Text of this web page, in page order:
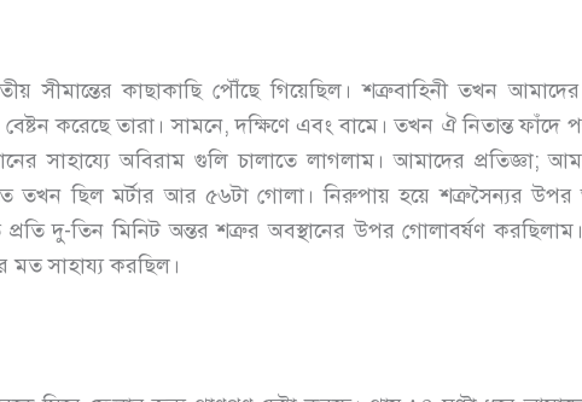
সীমান্তের কাছাকাছি পৌঁছে গিয়েছিল। শত্রুবাহিনী তখন
করেছে তারা। সামনে, দক্ষিণে এবং বামে। তখন ঐ নিতান্ত
সাহায্যে অবিরাম গুলি চালাতে লাগলাম। আমাদের প্রতিজ্ঞা;
তখন ছিল মর্টার আর ৫৬টা গোলা। নিরুপায় হয়ে শত্রুসৈন্যর উপর
দু-তিন মিনিট অন্তর শত্রুর অবস্থানের উপর গোলাবর্ষণ করছিলাম।
মত সাহায্য করছিল।